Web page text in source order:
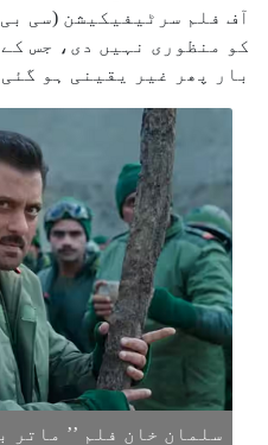
آف فلم سرٹیفیکیشن (سی
کو منظوری نہیں دی، جس
بار پھر غیر یقینی ہو گئی
سلمان خان فلم ’’ ماتر